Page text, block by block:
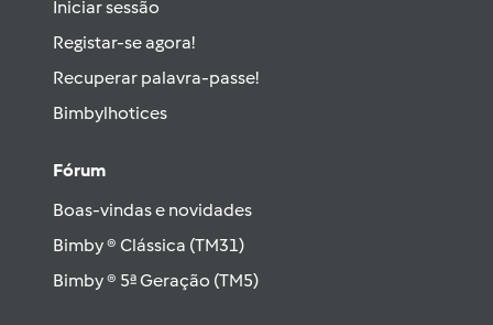
Iniciar sessão
Registar-se agora!
Recuperar palavra-passe!
Bimbylhotices
Fórum
Boas-vindas e novidades
Bimby ® Clássica (TM31)
Bimby ® 5ª Geração (TM5)